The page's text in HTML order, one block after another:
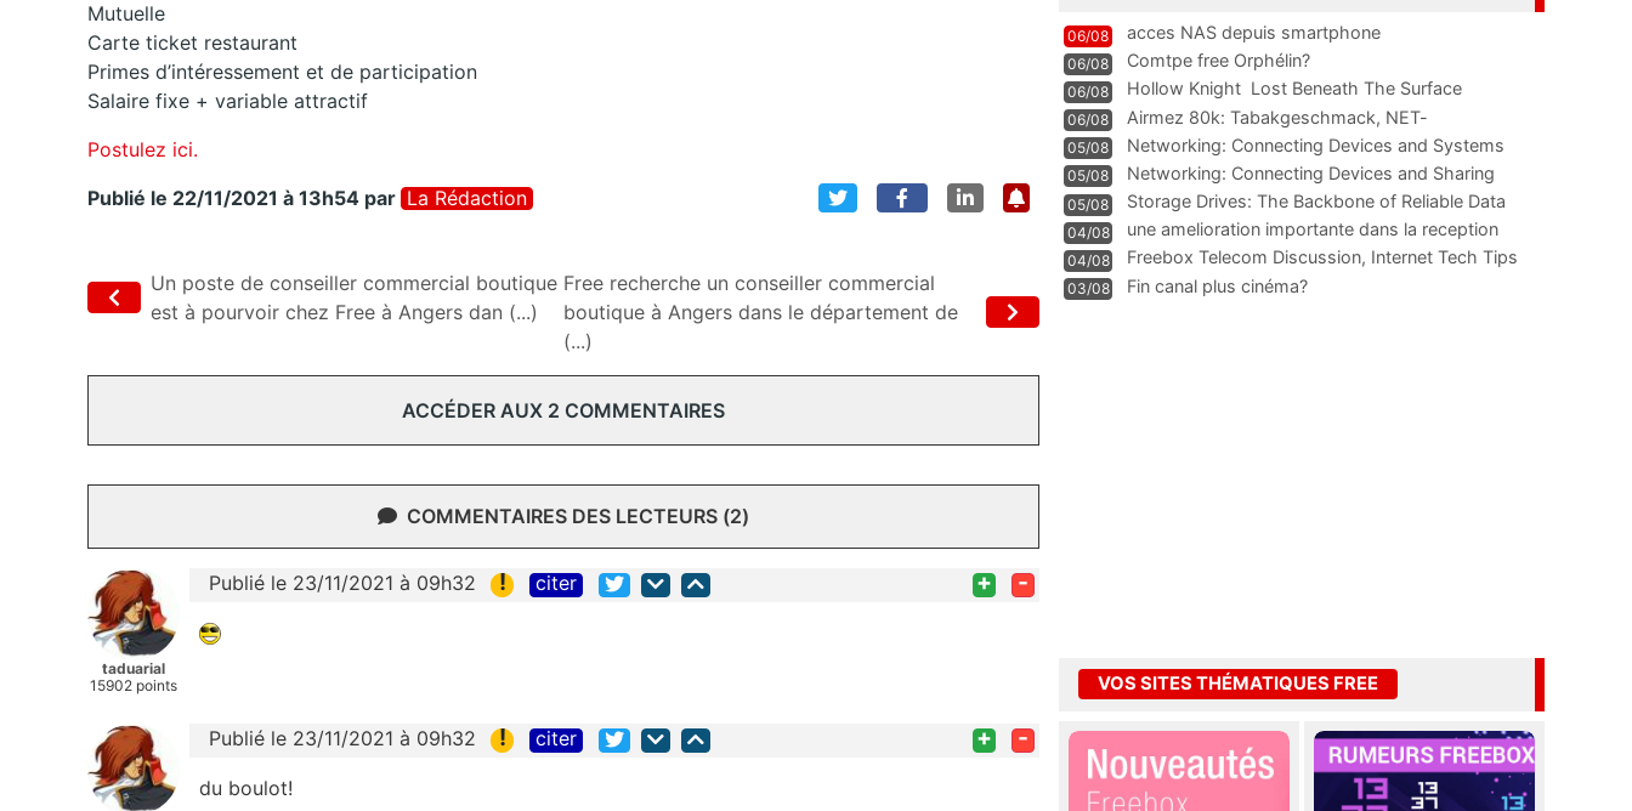
Mutuelle
Carte ticket restaurant
Primes d’intéressement et de participation
Salaire fixe + variable attractif
Postulez ici.
Publié le 22/11/2021 à 13h54 par La Rédaction
Un poste de conseiller commercial boutique
est à pourvoir chez Free à Angers dan (...)
Free recherche un conseiller commercial
boutique à Angers dans le département de
(...)
ACCÉDER AUX 2 COMMENTAIRES
COMMENTAIRES DES LECTEURS (2)
taduarial
15902 points
Publié le 23/11/2021 à 09h32 ! citer + -
Publié le 23/11/2021 à 09h32 ! citer + -
du boulot!
06/08 acces NAS depuis smartphone
06/08 Comtpe free Orphélin?
06/08 Hollow Knight  Lost Beneath The Surface
06/08
Airmez 80k: Tabakgeschmack, NET-
Technologie und Leistung im
05/08 Networking: Connecting Devices and Systems
05/08
Networking: Connecting Devices and Sharing
Information
05/08
Storage Drives: The Backbone of Reliable Data
Management
04/08
une amelioration importante dans la reception
WIFI
04/08
Freebox Telecom Discussion, Internet Tech Tips
Communi
03/08 Fin canal plus cinéma?
VOS SITES THÉMATIQUES FREE